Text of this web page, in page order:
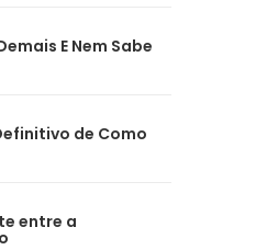
E Nem Sabe
de Como
entre a